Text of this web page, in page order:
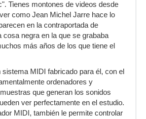
Tienes montones de videos desde
como Jean Michel Jarre hace lo
en la contraportada de
cosa negra en la que se grababa
más años de los que tiene el
sistema MIDI fabricado para él, con el
ordenadores y
que generan los sonidos
ver perfectamente en el estudio.
MIDI, también le permite controlar